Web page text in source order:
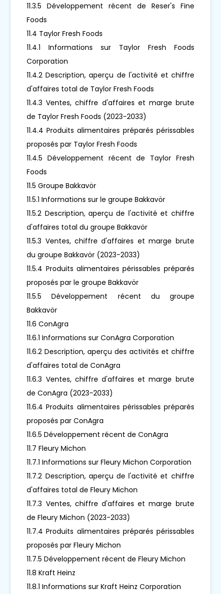
11.3.5 Développement récent de Reser's Fine
Foods
11.4 Taylor Fresh Foods
11.4.1 Informations sur Taylor Fresh Foods
Corporation
11.4.2 Description, aperçu de l'activité et chiffre
d'affaires total de Taylor Fresh Foods
11.4.3 Ventes, chiffre d'affaires et marge brute
de Taylor Fresh Foods (2023-2033)
11.4.4 Produits alimentaires préparés périssables
proposés par Taylor Fresh Foods
11.4.5 Développement récent de Taylor Fresh
Foods
11.5 Groupe Bakkavör
11.5.1 Informations sur le groupe Bakkavör
11.5.2 Description, aperçu de l'activité et chiffre
d'affaires total du groupe Bakkavör
11.5.3 Ventes, chiffre d'affaires et marge brute
du groupe Bakkavör (2023-2033)
11.5.4 Produits alimentaires périssables préparés
proposés par le groupe Bakkavör
11.5.5 Développement récent du groupe
Bakkavör
11.6 ConAgra
11.6.1 Informations sur ConAgra Corporation
11.6.2 Description, aperçu des activités et chiffre
d'affaires total de ConAgra
11.6.3 Ventes, chiffre d'affaires et marge brute
de ConAgra (2023-2033)
11.6.4 Produits alimentaires périssables préparés
proposés par ConAgra
11.6.5 Développement récent de ConAgra
11.7 Fleury Michon
11.7.1 Informations sur Fleury Michon Corporation
11.7.2 Description, aperçu de l'activité et chiffre
d'affaires total de Fleury Michon
11.7.3 Ventes, chiffre d'affaires et marge brute
de Fleury Michon (2023-2033)
11.7.4 Produits alimentaires préparés périssables
proposés par Fleury Michon
11.7.5 Développement récent de Fleury Michon
11.8 Kraft Heinz
11.8.1 Informations sur Kraft Heinz Corporation